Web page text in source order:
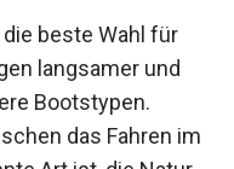
beste Wahl für
langsamer und
Bootstypen.
das Fahren im